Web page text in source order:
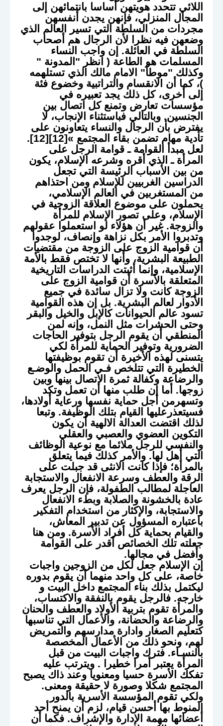
اللائي تتحدد هويتهن أساسا بانتمائهن إلى
المجال المنزلي، فإنهن يجدن أنفسهن
مجردات من السلطة التي تسير العالم الذي
وضعهن فيه نظرا لأن الرجال هم أصحاب
السلطة في العائلة. إن واجب النساء
المسلمات هو الطاعة ( انظر "المدونة "
وكذلك "موطأ" الامام مالك الذي تستلهمه
)، كما أن الانقسام والتراتبية وخضوع فئة
إلى أخرى، كل ذلك يجد تعبيره في
مؤسسات تعارض وتمنع كل اتصال بين
الجنسين. وبالتالي فباستثناء الإنجاب، لا
يفترض بأن الرجال والنساء يتعاونون على
تأدية مهام تضمن بقاء المجتمع »[12][12].
لعل مبدأ القوامة ـ قوامة الرجل على
المرأة ـ الذي أقره وشرعه الإسلام، يكون
من بين الأسباب الرئيسة التي تجعل
الدراسين الغربيين للإسلام ومن احتذاهم
من المستغربين في العالم الإسلامي،
يحملون على موضوع العلاقة الزوجية في
الإسلام، وعلى تصور الإسلام للمرأة
والزوجة. غير أن هؤلاء لو استعملوا عقولهم
وتدبروا الأمر بكل نزاهة وإنصاف، لوجدوا
أن قوامية الزوج على الزوجة من مقتضيات
الطبيعة البشرية، وأنها لا تختص فقط بالأمة
الإسلامية، وإنما أثبتت الدراسات التاريخية
المتعلقة بالأسرة أن قوامية الزوج على
الزوجة كانت ولا تزال سائدة في جميع
الأدوار لعالم البشرية. بل إن هذه القوامية
تسود عالم الحيوانات كالإبل والخيل والبقر
وحتى الحشرات مثل النمل، وإنه لمن
المنطقي أن يقوم الرجل بتوفير الحاجات
الضرورية وتوفير الحماية للمرأة لكي
يتسنى لهذه الأخيرة أن تقوم بوظيفتها
الخطيرة التي تتلخص فـي الحمل والوضـع
والرضاعة وكفالة ثمرة الاتصال بينها وبين
زوجها. أما إن طلب منها أن تعمل وتكد
وتسهرمن أجل حماية نفسها ورعاية أولادها،
فسيتعذرعليها القيام بتلك الوظيفة. وتبعا
لذلك اقتضت العدالة الالهية أن يكون
التكوين العضوي والعصبي والعقلي
والنفسي للرجل ملائما مع نوعية الوظائف
التي أهل لها. والأمر كذلك فيما يتعلق
بالمرأة؛ فإذا كانت الانثى قد جبلت على
الرقة والعطف وسرعة الانفعال والاستجابة
العاجلة لمطالب الطفولة، فإن الرجل يعرف
عادة بالخشونة والصلابة وبطء الانفعال
والاستجابة، والإكثار من استخدام التفكير
باعتباره المسؤول عن تدبير المعاش،
والقيام بحماية كل أفراد الأسرة. ومن هنا
جعلته تلك الخصائص أقدر على القوامة
وأفضل في مجالها.
إن الإسلام جعل لكل من الزوجين واجبات
خاصة، على كل واحد منهما أن يقوم بدوره
ليكتمل بذلك بناء المجتمع داخل البيت و
خارجه. فالرجل يقوم بالنفقة والاكتساب،
والمرأة تقوم بتربية الأولاد والعطف والحنان
والرضاعة والحضانة، والأعمال التي تناسبها
كتعليم الصغار وادارة مدارسهم والتمريض
لهم، ونحو ذلك من الأعمال المخصصة
بالنسـاء. فترك واجبات البيت من قبل
المرأة يعتبر أمرا خطيرا . ويترتب عليه
تفكك الأسرة حسيا ومعنويا وعند ذاك يصبح
المجتمع شكلا وصورة لا حقيقة ومعنى.
ولكي تقوم المؤسسة الأسرية بالدور
المنوط بها أحسن قيام، لزم أن يمنح أحد
أعضائها مهمة الإدارة والإشراف. فكما أن